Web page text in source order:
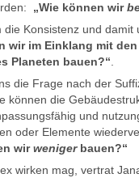
„Wie können wir
die Konsistenz und damit
wir im Einklang mit
Planeten bauen?“.
die Frage nach der
können die
und
oder Elemente
wirweniger bauen?“
wirken mag, vertrat